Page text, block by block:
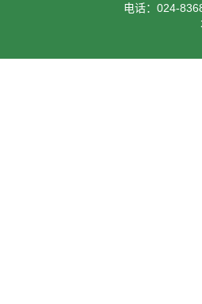
电话：024-